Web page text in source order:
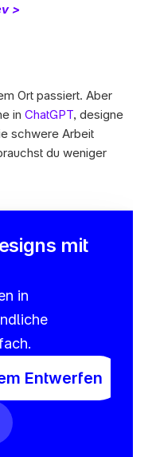
>
Ort passiert. Aber
in ChatGPT, designe
schwere Arbeit
du weniger
mit
in
Entwerfen